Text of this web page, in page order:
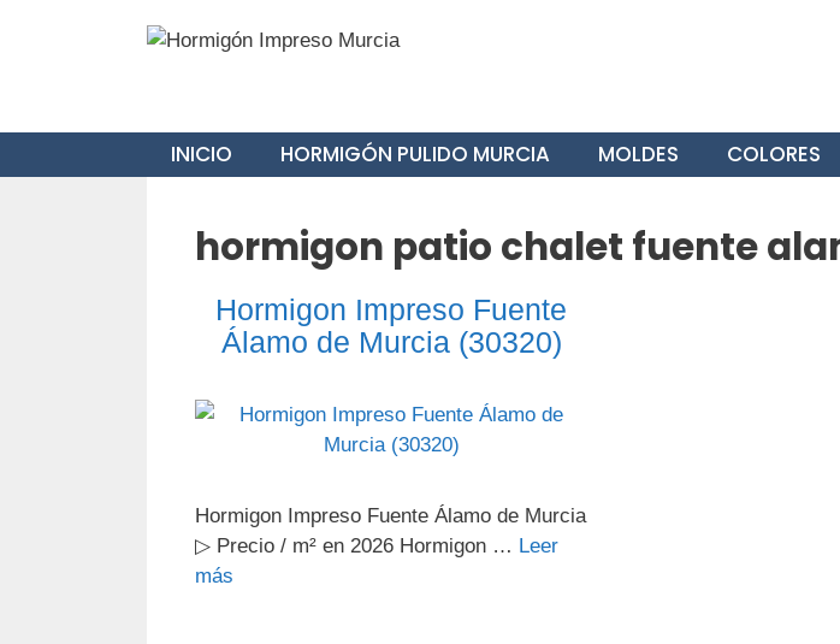
INICIO HORMIGÓN PULIDO MURCIA MOLDES COLORES
hormigon patio chalet fuente
Hormigon Impreso Fuente
Álamo de Murcia (30320)
Hormigon Impreso Fuente Álamo de Murcia
▷ Precio / m² en 2026 Hormigon … Leer
más